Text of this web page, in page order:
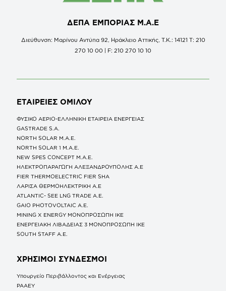
ΔΕΠΑ ΕΜΠΟΡΙΑΣ Μ.Α.Ε
Διεύθυνση: Μαρίνου Αντύπα 92, Ηράκλειο Αττικής, Τ.Κ.: 14121 Τ: 210
270 10 00 | F: 210 270 10 10
ΕΤΑΙΡΕΙΕΣ ΟΜΙΛΟΥ
ΦΥΣΙΚΟ ΑΕΡΙΟ-ΕΛΛΗΝΙΚΗ ΕΤΑΙΡΕΙΑ ΕΝΕΡΓΕΙΑΣ
GASTRADE S.A.
NORTH SOLAR M.Α.Ε.
NORTH SOLAR 1 M.Α.Ε.
NEW SPES CONCEPT Μ.Α.Ε.
ΗΛΕΚΤΡΟΠΑΡΑΓΩΓΗ ΑΛΕΞΑΝΔΡΟΥΠΟΛΗΣ A.E
FIER THERMOELECTRIC FIER SHA
ΛΑΡΙΣΑ ΘΕΡΜΟΗΛΕΚΤΡΙΚΗ A.E
ATLANTIC- SEE LNG TRADE A.E.
GAIO PHOTOVOLTAIC Α.Ε.
MINING X ENERGY ΜΟΝΟΠΡΟΣΩΠΗ ΙΚΕ
ΕΝΕΡΓΕΙΑΚΗ ΛΙΒΑΔΕΙΑΣ 3 ΜΟΝΟΠΡΟΣΩΠΗ ΙΚΕ
SOUTH STAFF Α.Ε.
ΧΡΗΣΙΜΟΙ ΣΥΝΔΕΣΜΟΙ
Υπουργείο Περιβάλλοντος και Ενέργειας
ΡΑΑΕΥ